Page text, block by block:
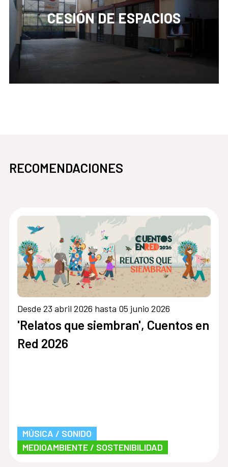
CESIÓN DE ESPACIOS
RECOMENDACIONES
Desde 23 abril 2026 hasta 05 junio 2026
'Relatos que siembran', Cuentos en
Red 2026
MÚSICA / SONIDO
MEDIOAMBIENTE / SOSTENIBILIDAD